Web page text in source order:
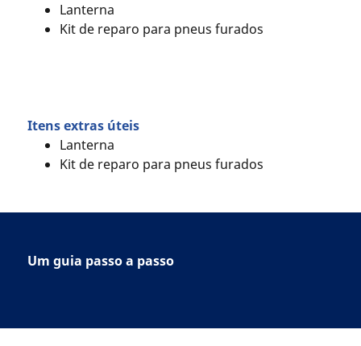
Lanterna
Kit de reparo para pneus furados
Itens extras úteis
Lanterna
Kit de reparo para pneus furados
Um guia passo a passo